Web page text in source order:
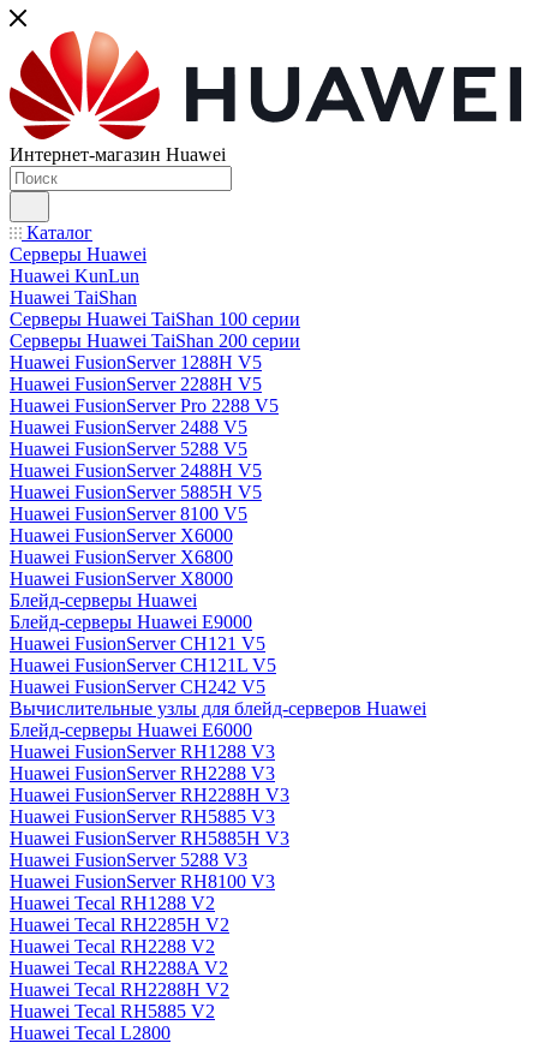
Интернет-магазин Huawei
Каталог
Серверы Huawei
Huawei KunLun
Huawei TaiShan
Серверы Huawei TaiShan 100 серии
Серверы Huawei TaiShan 200 серии
Huawei FusionServer 1288H V5
Huawei FusionServer 2288H V5
Huawei FusionServer Pro 2288 V5
Huawei FusionServer 2488 V5
Huawei FusionServer 5288 V5
Huawei FusionServer 2488H V5
Huawei FusionServer 5885H V5
Huawei FusionServer 8100 V5
Huawei FusionServer X6000
Huawei FusionServer X6800
Huawei FusionServer X8000
Блейд-серверы Huawei
Блейд-серверы Huawei E9000
Huawei FusionServer CH121 V5
Huawei FusionServer CH121L V5
Huawei FusionServer CH242 V5
Вычислительные узлы для блейд-серверов Huawei
Блейд-серверы Huawei E6000
Huawei FusionServer RH1288 V3
Huawei FusionServer RH2288 V3
Huawei FusionServer RH2288H V3
Huawei FusionServer RH5885 V3
Huawei FusionServer RH5885H V3
Huawei FusionServer 5288 V3
Huawei FusionServer RH8100 V3
Huawei Tecal RH1288 V2
Huawei Tecal RH2285H V2
Huawei Tecal RH2288 V2
Huawei Tecal RH2288A V2
Huawei Tecal RH2288H V2
Huawei Tecal RH5885 V2
Huawei Tecal L2800